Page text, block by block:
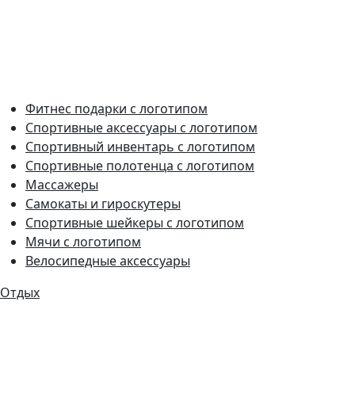
Фитнес подарки с логотипом
Спортивные аксессуары с логотипом
Спортивный инвентарь с логотипом
Спортивные полотенца с логотипом
Массажеры
Самокаты и гироскутеры
Спортивные шейкеры с логотипом
Мячи с логотипом
Велосипедные аксессуары
Отдых